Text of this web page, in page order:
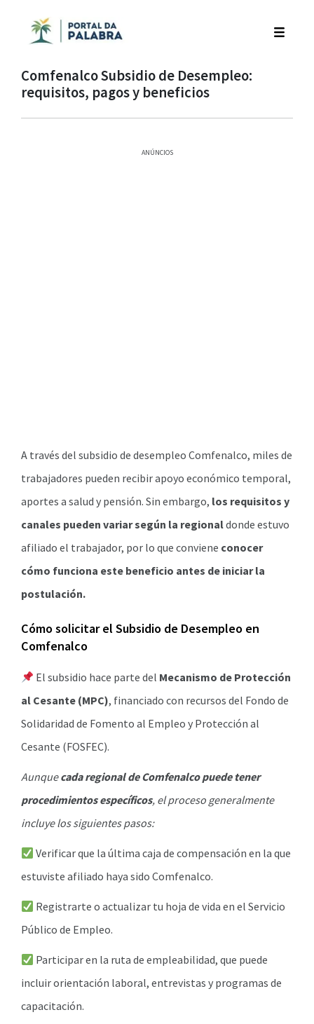
Comfenalco Subsidio de Desempleo:
requisitos, pagos y beneficios
ANÚNCIOS
A través del subsidio de desempleo Comfenalco, miles de
trabajadores pueden recibir apoyo económico temporal,
aportes a salud y pensión. Sin embargo, los requisitos y
canales pueden variar según la regionaldonde estuvo
afiliado el trabajador, por lo que conviene conocer
cómo funciona este beneficio antes de iniciar la
postulación.
Cómo solicitar el Subsidio de Desempleo en
Comfenalco
El subsidio hace parte del Mecanismo de Protección
al Cesante (MPC), financiado con recursos del Fondo de
Solidaridad de Fomento al Empleo y Protección al
Cesante (FOSFEC).
Aunquecada regional de Comfenalco puede tener
procedimientos específicos, el proceso generalmente
incluye los siguientes pasos:
Verificar que la última caja de compensación en la que
estuviste afiliado haya sido Comfenalco.
Registrarte o actualizar tu hoja de vida en el Servicio
Público de Empleo.
Participar en la ruta de empleabilidad, que puede
incluir orientación laboral, entrevistas y programas de
capacitación.